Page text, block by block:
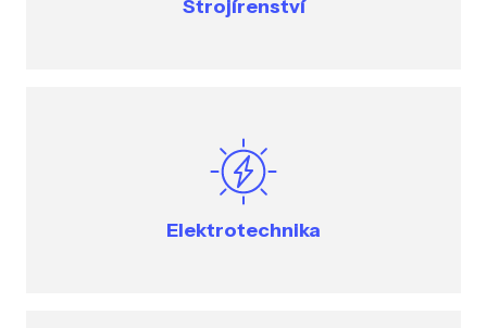
Strojírenství
Elektrotechnika